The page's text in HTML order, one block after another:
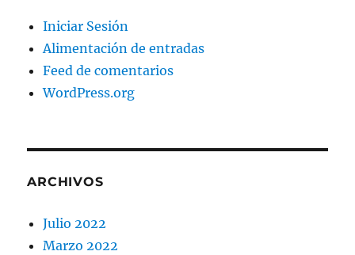
Iniciar Sesión
Alimentación de entradas
Feed de comentarios
WordPress.org
ARCHIVOS
Julio 2022
Marzo 2022